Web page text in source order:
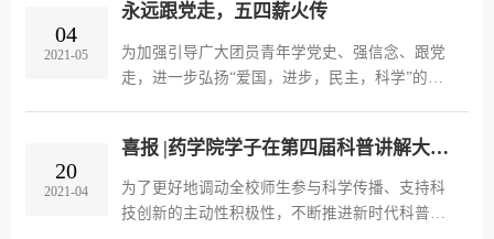
和同学们的风采吧！开幕式入场式上，除了本硕
博36名同学外，药学院党总支书记路义旭老师和
副书记、副院长黄火强老师也加入到了方阵中
的口号走过主席台，...
04
2021-05
永远跟党走，五四薪火传
为加强引导广大团员青年学党史、强信念、跟党
走，进一步弘扬“爱国，进步，民主，科学”的五
五四薪火传”为主题的五四观影团日活动。 2020
级中药学团支部观看了影片《建党伟业》并写下
感想：通过观看这个影片我们了解到了从辛亥革
20
2021-04
喜报 |药学院学子在第四届科普讲解大赛中喜获佳绩
为了更好地调动全校师生参与科学传播、支持科
技创新的主动性积极性，不断推进新时代科普工